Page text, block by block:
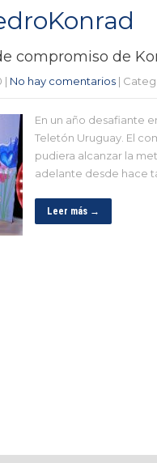
compromiso de
| No hay comentarios |
En un año desafiante
Teletón Uruguay. El
pudiera alcanzar la
adelante desde hace
Leer más →